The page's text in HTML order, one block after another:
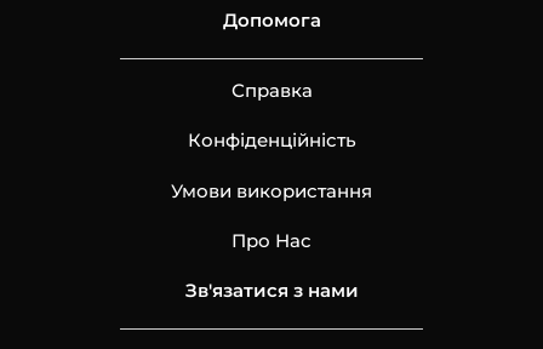
Допомога
Справка
Конфіденційність
Умови використання
Про Нас
Зв'язатися з нами